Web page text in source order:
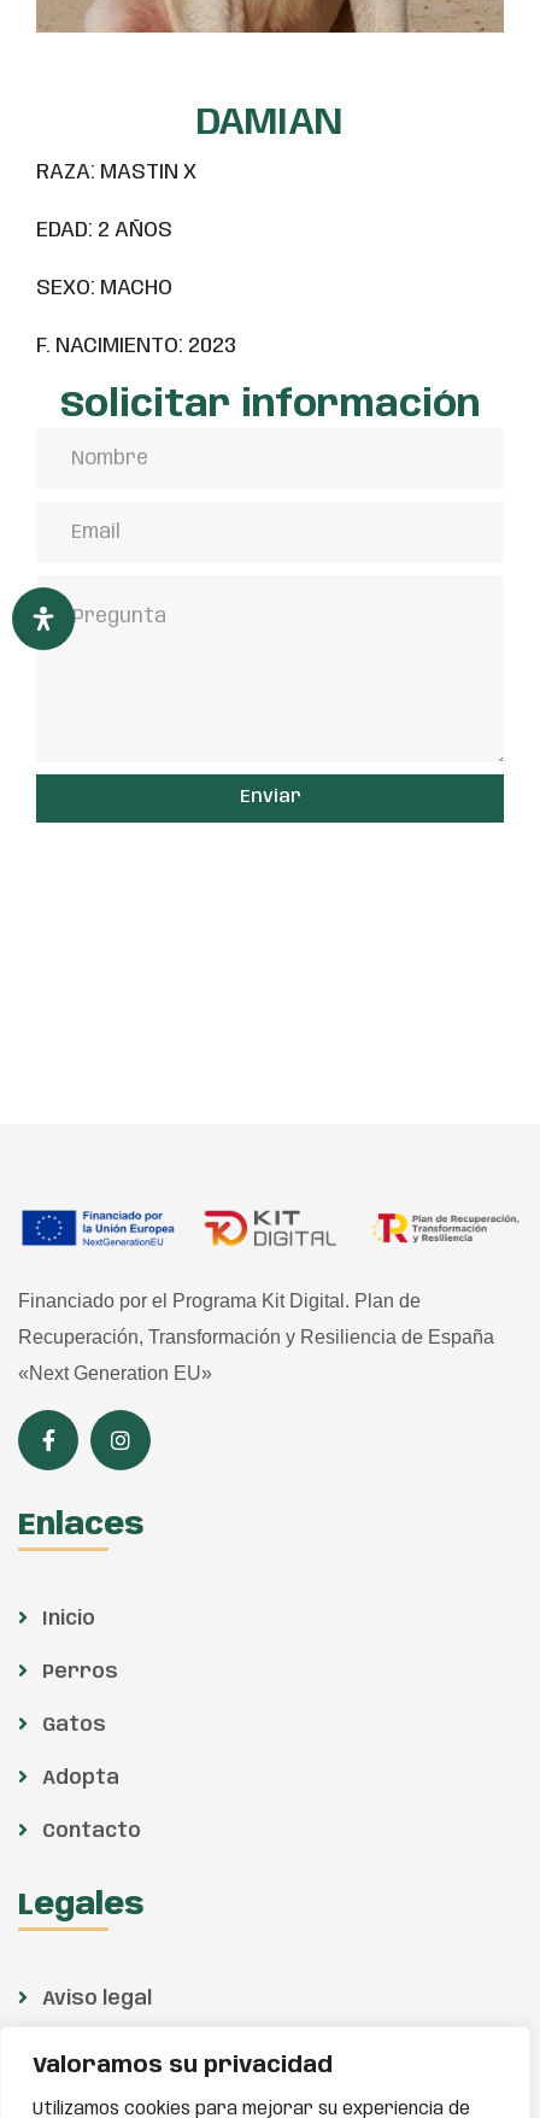
Valoramos su privacidad
Utilizamos cookies para mejorar su experiencia de
DAMIAN
RAZA: MASTIN X
EDAD: 2 AÑOS
SEXO: MACHO
F. NACIMIENTO: 2023
Solicitar información
Enviar
Financiado por el Programa Kit Digital. Plan de
Recuperación, Transformación y Resiliencia de España
«Next Generation EU»
Enlaces
Inicio
Perros
Gatos
Adopta
Contacto
Legales
Aviso legal
Política de privacidad
Política de cookies